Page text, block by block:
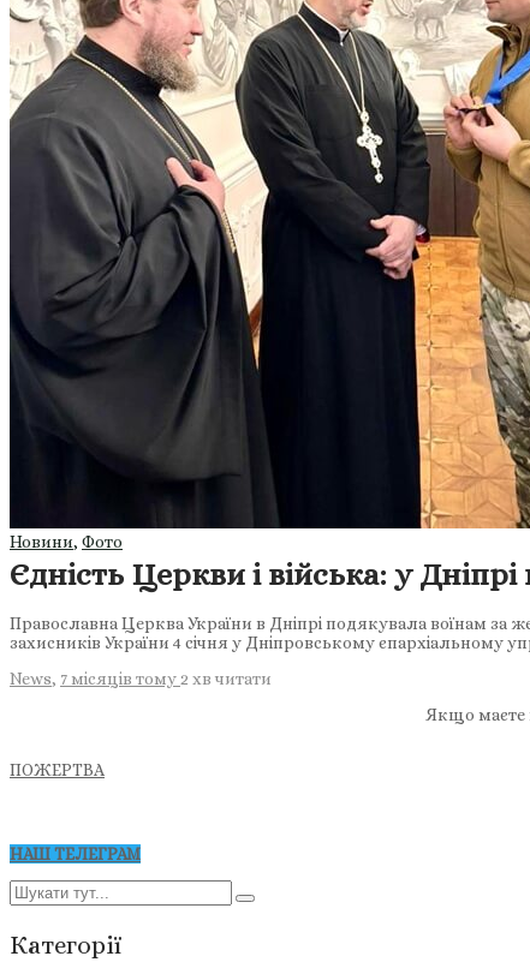
Новини, Фото
Єдність Церкви і війська: у
Православна Церква України в Дніпрі подякувала воїнам за
захисників України 4 січня у Дніпровському єпархіальному
News, 7 місяців тому 2 хв читати
Якщо маєте
ПОЖЕРТВА
НАШ ТЕЛЕГРАМ
Категорії